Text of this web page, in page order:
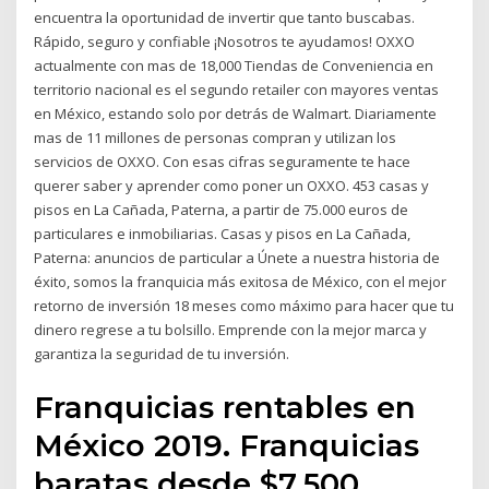
encuentra la oportunidad de invertir que tanto buscabas.
Rápido, seguro y confiable ¡Nosotros te ayudamos! OXXO
actualmente con mas de 18,000 Tiendas de Conveniencia en
territorio nacional es el segundo retailer con mayores ventas
en México, estando solo por detrás de Walmart. Diariamente
mas de 11 millones de personas compran y utilizan los
servicios de OXXO. Con esas cifras seguramente te hace
querer saber y aprender como poner un OXXO. 453 casas y
pisos en La Cañada, Paterna, a partir de 75.000 euros de
particulares e inmobiliarias. Casas y pisos en La Cañada,
Paterna: anuncios de particular a Únete a nuestra historia de
éxito, somos la franquicia más exitosa de México, con el mejor
retorno de inversión 18 meses como máximo para hacer que tu
dinero regrese a tu bolsillo. Emprende con la mejor marca y
garantiza la seguridad de tu inversión.
Franquicias rentables en
México 2019. Franquicias